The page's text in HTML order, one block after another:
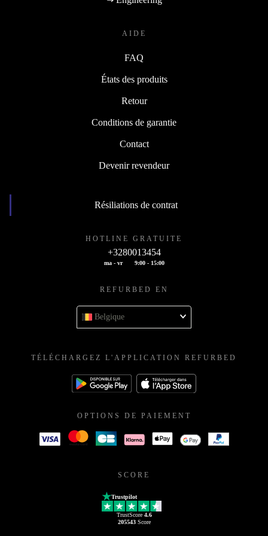
AIDE
FAQ
États des produits
Retour
Conditions de garantie
Contact
Devenir revendeur
Résiliations de contrat
HOTLINE GRATUITE
+3280013454
ma - vr 9:00 - 15:00
REFURBED EN
Belgique
TÉLÉCHARGEZ L'APPLICATION REFURBED
OPTIONS DE PAIEMENT
SCORE
Trustpilot
TrustScore 4.6
205543Score